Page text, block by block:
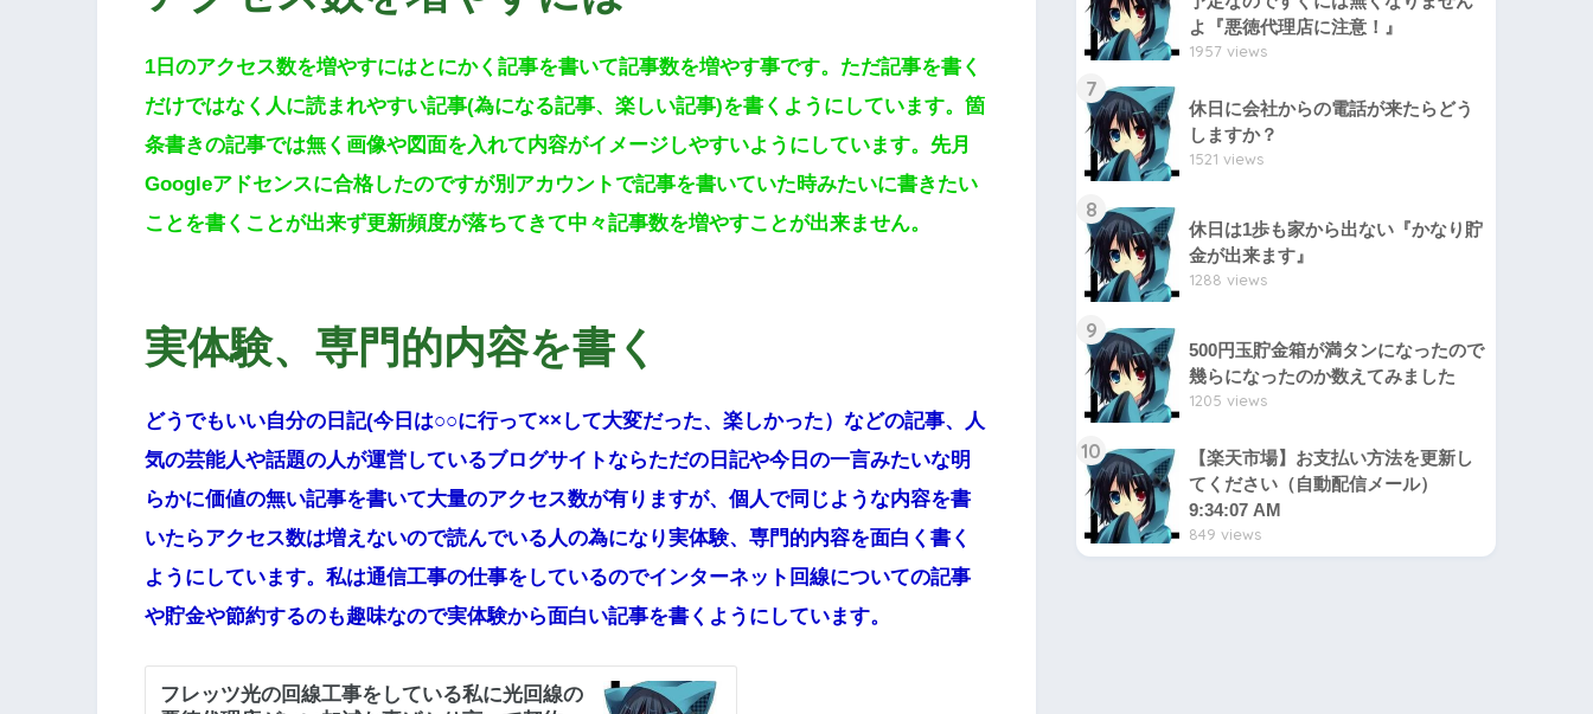
1日のアクセス数を増やすにはとにかく記事を書いて記事数を増やす事です。ただ記事を書く
だけではなく人に読まれやすい記事(為になる記事、楽しい記事)を書くようにしています。箇
条書きの記事では無く画像や図面を入れて内容がイメージしやすいようにしています。先月
Googleアドセンスに合格したのですが別アカウントで記事を書いていた時みたいに書きたい
ことを書くことが出来ず更新頻度が落ちてきて中々記事数を増やすことが出来ません。
実体験、専門的内容を書く
どうでもいい自分の日記(今日は○○に行って××して大変だった、楽しかった）などの記事、人
気の芸能人や話題の人が運営しているブログサイトならただの日記や今日の一言みたいな明
らかに価値の無い記事を書いて大量のアクセス数が有りますが、個人で同じような内容を書
いたらアクセス数は増えないので読んでいる人の為になり実体験、専門的内容を面白く書く
ようにしています。私は通信工事の仕事をしているのでインターネット回線についての記事
や貯金や節約するのも趣味なので実体験から面白い記事を書くようにしています。
よ『悪徳代理店に注意！』
1957 views
7
休日に会社からの電話が来たらどう
しますか？
1521 views
8
休日は1歩も家から出ない『かなり貯
金が出来ます』
1288 views
9
500円玉貯金箱が満タンになったので
幾らになったのか数えてみました
1205 views
10
【楽天市場】お支払い方法を更新し
てください（自動配信メール）
9:34:07 AM
849 views